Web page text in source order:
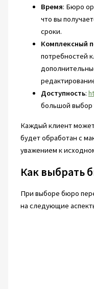
Время: Бюро
что вы
сроки.
Комплексный
потребностей
Доступность:
большой выбор
Каждый клиент
будет обработан с
уважением к
Как выбрать
При выборе бюро
на следующие